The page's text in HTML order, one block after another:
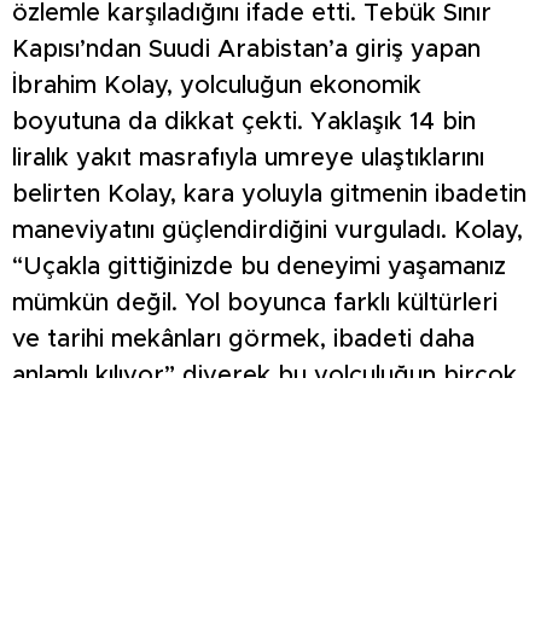
özlemle karşıladığını ifade etti. Tebük Sınır
Kapısı’ndan Suudi Arabistan’a giriş yapan
İbrahim Kolay, yolculuğun ekonomik
boyutuna da dikkat çekti. Yaklaşık 14 bin
liralık yakıt masrafıyla umreye ulaştıklarını
belirten Kolay, kara yoluyla gitmenin ibadetin
maneviyatını güçlendirdiğini vurguladı. Kolay,
“Uçakla gittiğinizde bu deneyimi yaşamanız
mümkün değil. Yol boyunca farklı kültürleri
ve tarihi mekânları görmek, ibadeti daha
anlamlı kılıyor” diyerek bu yolculuğun birçok